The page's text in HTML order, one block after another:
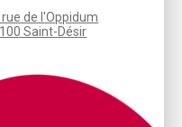
rue de l'Oppidum
Saint-Désir